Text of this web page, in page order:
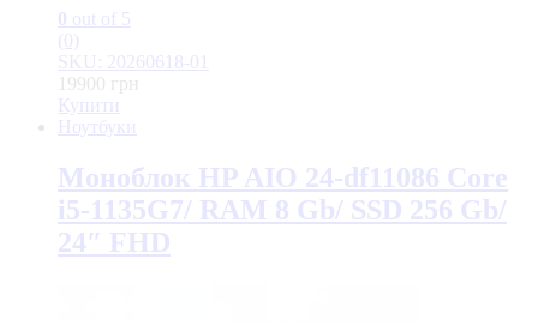
0 out of 5
(0)
SKU: 20260618-01
19900
грн
Купити
Ноутбуки
Моноблок HP AIO 24-df11086 Core
i5-1135G7/ RAM 8 Gb/ SSD 256 Gb/
24″ FHD